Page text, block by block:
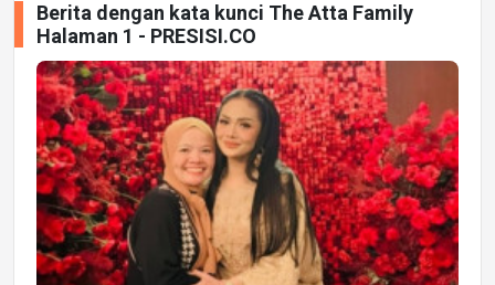
Berita dengan kata kunci The Atta Family
Halaman 1 - PRESISI.CO